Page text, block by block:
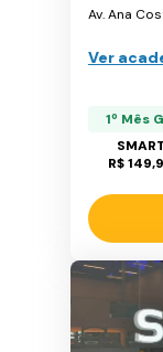
Av. Ana
Ver
1º Mês
R$